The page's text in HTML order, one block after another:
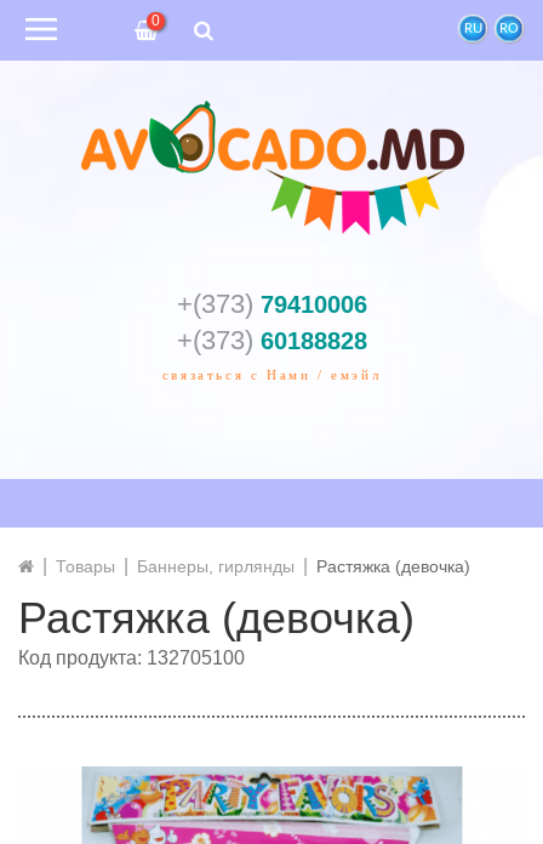
RU RO
0
+(373) 79410006
+(373) 60188828
связаться с Нами / емэйл
Товары Баннеры, гирлянды Растяжка (девочка)
Растяжка (девочка)
Код продукта: 132705100